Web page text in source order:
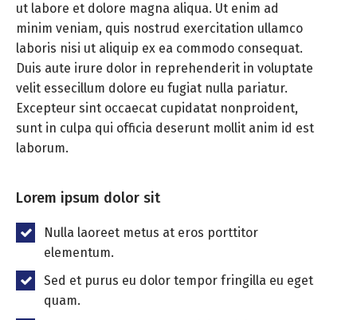
ut labore et dolore magna aliqua. Ut enim ad
minim veniam, quis nostrud exercitation ullamco
laboris nisi ut aliquip ex ea commodo consequat.
Duis aute irure dolor in reprehenderit in voluptate
velit essecillum dolore eu fugiat nulla pariatur.
Excepteur sint occaecat cupidatat nonproident,
sunt in culpa qui officia deserunt mollit anim id est
laborum.
Lorem ipsum dolor sit
Nulla laoreet metus at eros porttitor
elementum.
Sed et purus eu dolor tempor fringilla eu eget
quam.